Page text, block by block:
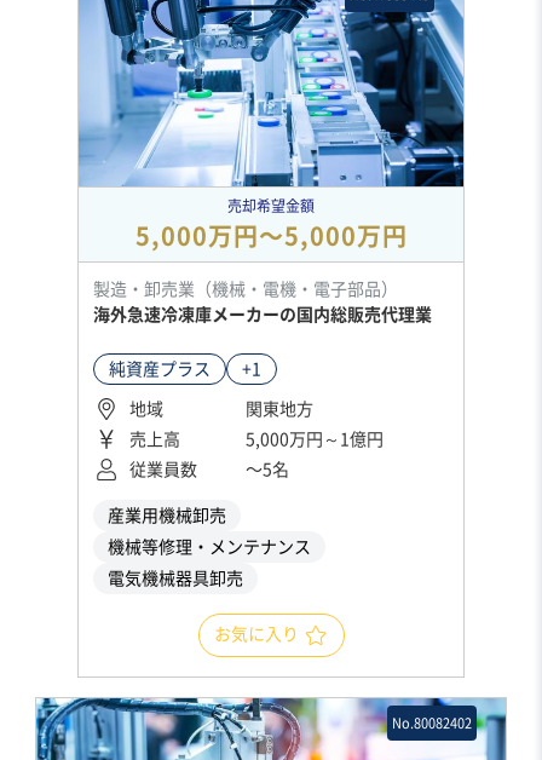
売却希望金額
5,000万円〜5,000万円
製造・卸売業（機械・電機・電子部品）
海外急速冷凍庫メーカーの国内総販売代理業
純資産プラス +1
地域
関東地方
売上高
5,000万円～1億円
従業員数
〜5名
産業用機械卸売
機械等修理・メンテナンス
電気機械器具卸売
お気に入り
No.80082402